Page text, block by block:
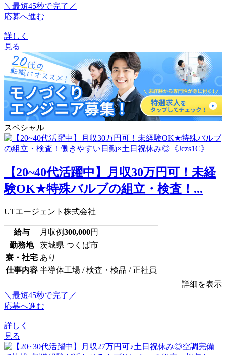
＼最短45秒で完了／
応募へ進む
詳しく
見る
スペシャル
【20~40代活躍中】月収30万円可！未経
験OK★特殊バルブの組立・検査！...
UTエージェント株式会社
給与 月収例300,000円
勤務地
茨城県 つくば市
寮・社宅 あり
仕事内容 半導体工場 / 検査・検品 / 正社員
詳細を表示
＼最短45秒で完了／
応募へ進む
詳しく
見る